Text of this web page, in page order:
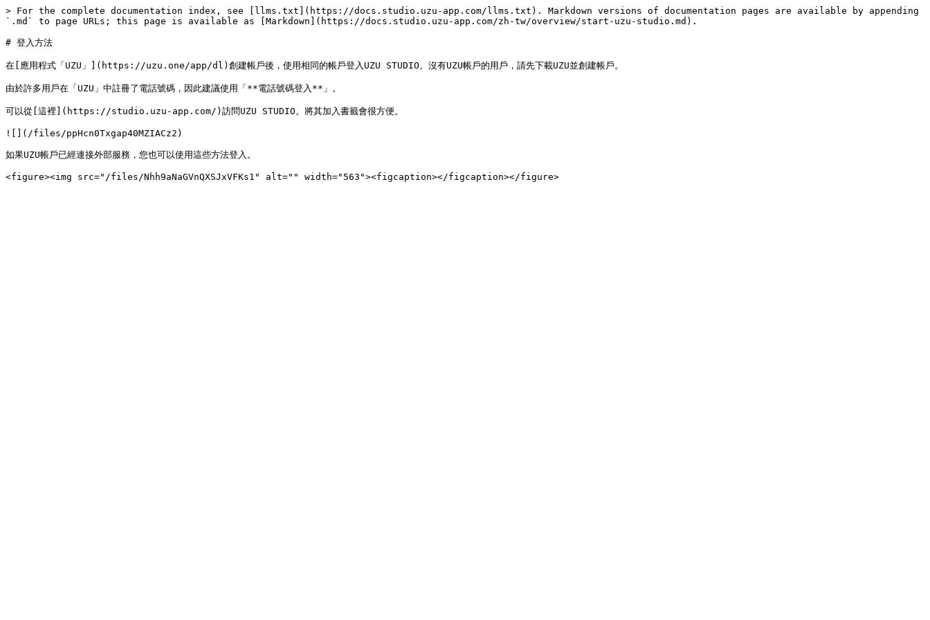
> For the complete documentation index, see [llms.txt](https://docs.studio.uzu-app.com/llms.txt). Markdown versions of documentation pages are available by appending
`.md` to page URLs; this page is available as [Markdown](https://docs.studio.uzu-app.com/zh-tw/overview/start-uzu-studio.md).
# 登入方法
在[應用程式「UZU」](https://uzu.one/app/dl)創建帳戶後，使用相同的帳戶登入UZU STUDIO。沒有UZU帳戶的用戶，請先下載UZU並創建帳戶。
由於許多用戶在「UZU」中註冊了電話號碼，因此建議使用「**電話號碼登入**」。
可以從[這裡](https://studio.uzu-app.com/)訪問UZU STUDIO。將其加入書籤會很方便。
![](/files/ppHcn0Txgap40MZIACz2)
如果UZU帳戶已經連接外部服務，您也可以使用這些方法登入。